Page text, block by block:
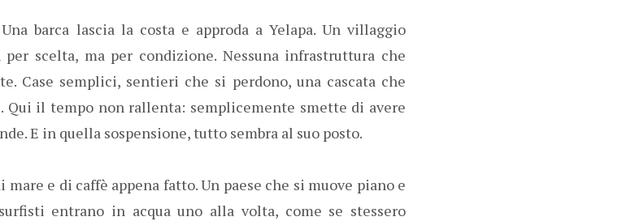
barca lascia la costa e approda a Yelapa. Un villaggio
scelta, ma per condizione. Nessuna infrastruttura che
Case semplici, sentieri che si perdono, una cascata che
Qui il tempo non rallenta: semplicemente smette di avere
E in quella sospensione, tutto sembra al suo posto.
mare e di caffè appena fatto. Un paese che si muove piano e
entrano in acqua uno alla volta, come se stessero